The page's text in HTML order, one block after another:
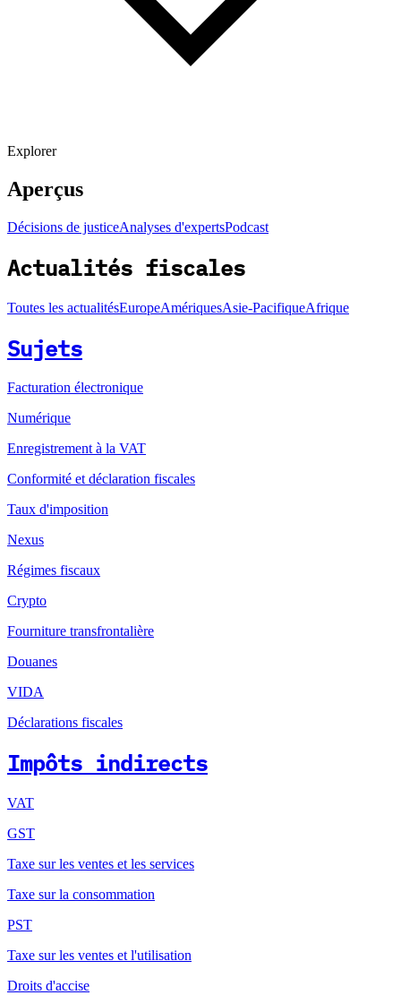
Explorer
Aperçus
Décisions de justiceAnalyses d'expertsPodcast
Actualités fiscales
Toutes les actualitésEuropeAmériquesAsie-PacifiqueAfrique
Sujets
Facturation électronique
Numérique
Enregistrement à la VAT
Conformité et déclaration fiscales
Taux d'imposition
Nexus
Régimes fiscaux
Crypto
Fourniture transfrontalière
Douanes
VIDA
Déclarations fiscales
Impôts indirects
VAT
GST
Taxe sur les ventes et les services
Taxe sur la consommation
PST
Taxe sur les ventes et l'utilisation
Droits d'accise